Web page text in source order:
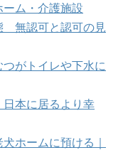
ム・介護施設
無認可と認可の見
がトイレや下水に
本に居るより幸
ホームに預ける｜